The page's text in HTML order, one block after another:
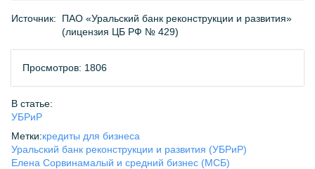
Источник:
ПАО «Уральский банк реконструкции и развития»
(лицензия ЦБ РФ № 429)
Просмотров: 1806
В статье:
УБРиР
Метки:кредиты для бизнеса
Уральский банк реконструкции и развития (УБРиР)
Елена Сорвинамалый и средний бизнес (МСБ)